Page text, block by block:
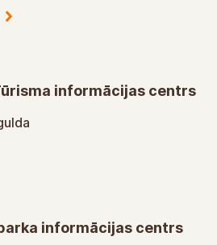
informācijas centrs
informācijas centrs